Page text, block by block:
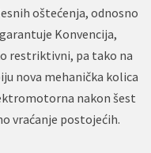
oštećenja, odnosno
Konvencija,
restriktivni, pa tako na
nova mehanička kolica
nakon šest
vraćanje postojećih.